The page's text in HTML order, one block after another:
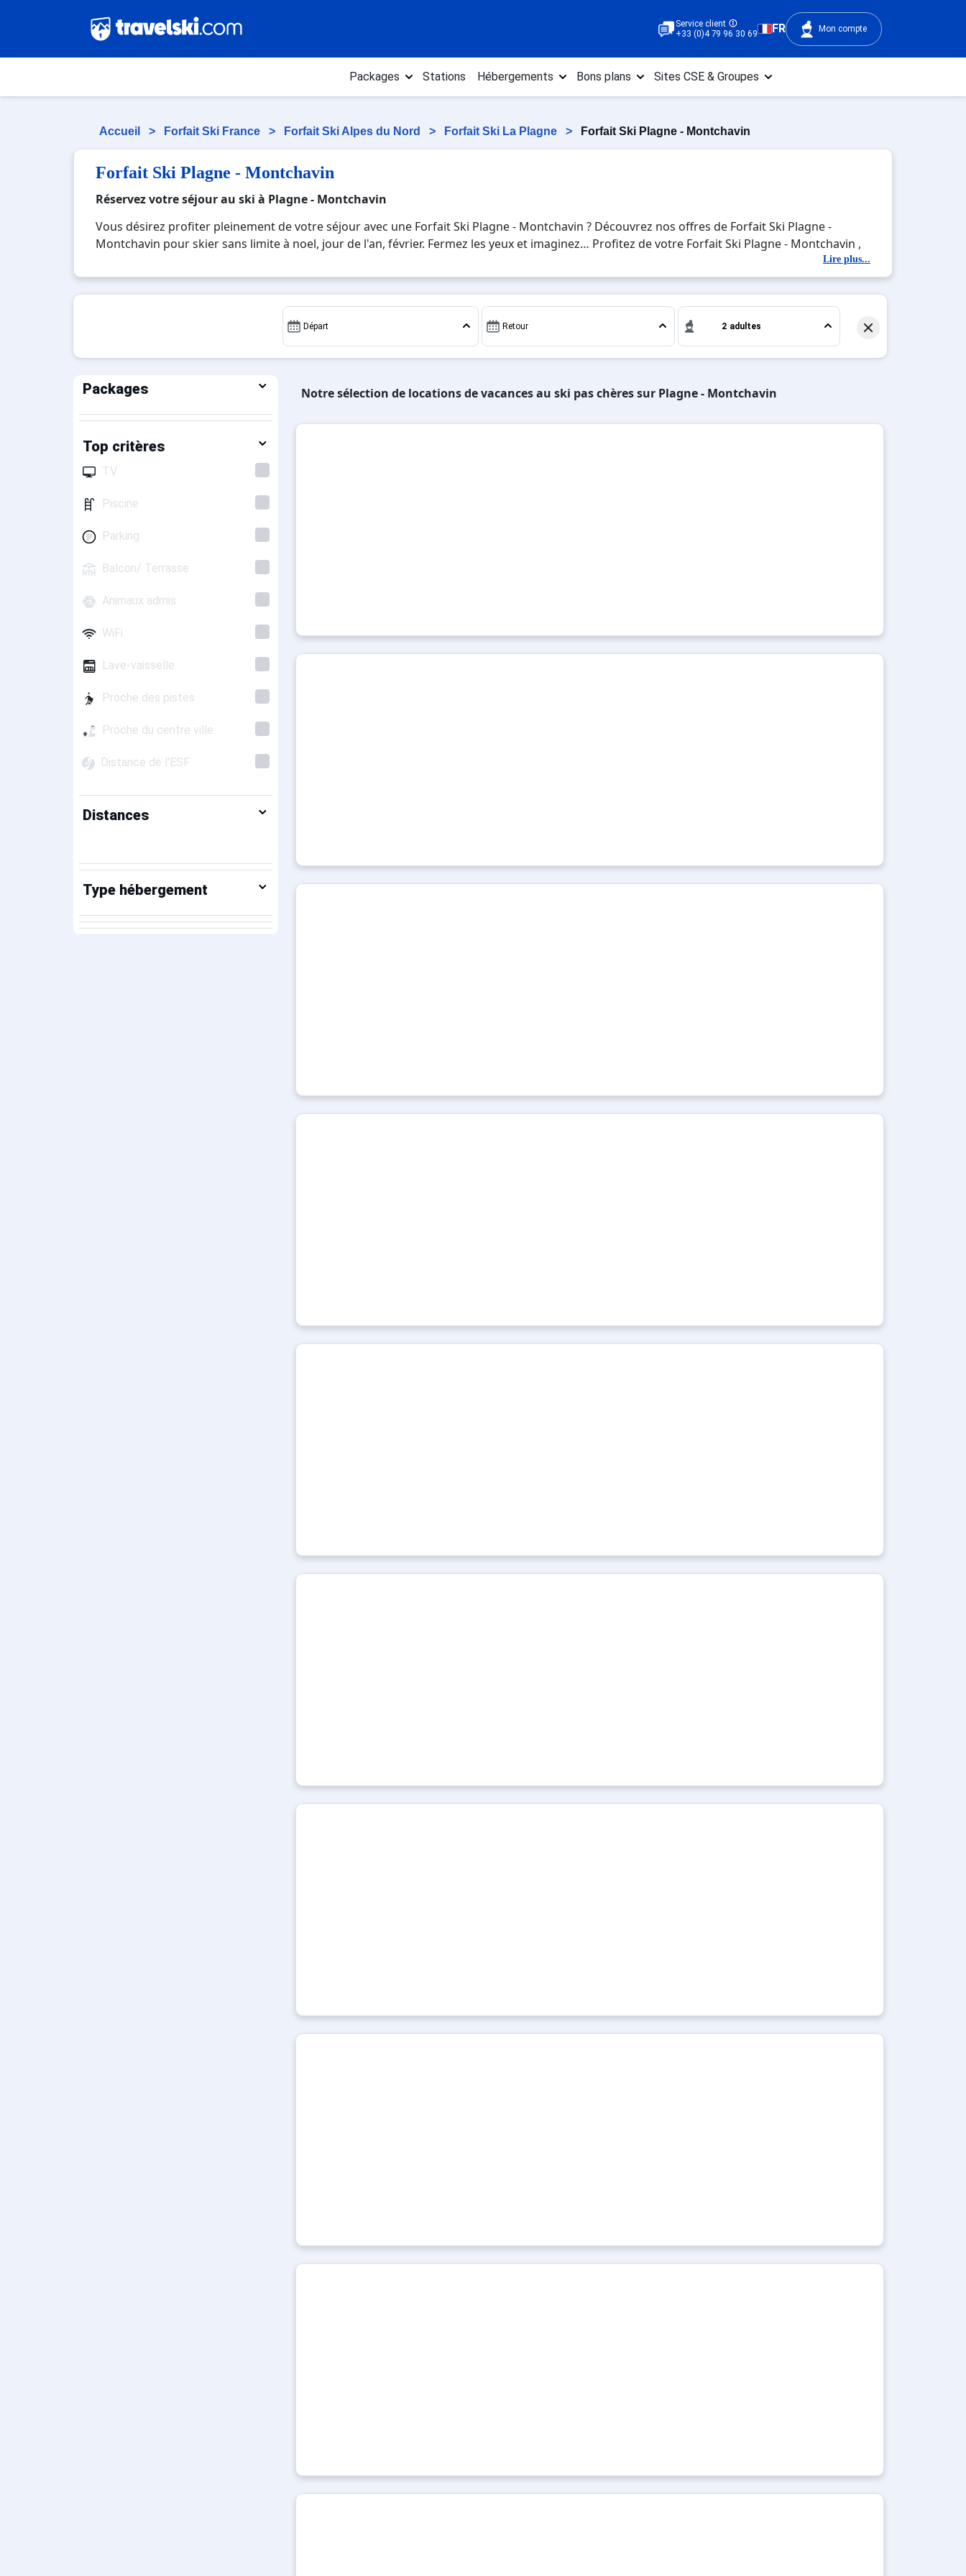
Service client
+33 (0)4 79 96 30 69
FR Mon compte
Packages Stations Hébergements Bons plans Sites CSE & Groupes
Accueil > Forfait Ski France > Forfait Ski Alpes du Nord > Forfait Ski La Plagne > Forfait Ski Plagne - Montchavin
Forfait Ski Plagne - Montchavin
Réservez votre séjour au ski à Plagne - Montchavin
Vous désirez profiter pleinement de votre séjour avec une Forfait Ski Plagne - Montchavin ? Découvrez nos offres de Forfait Ski Plagne -
Montchavin pour skier sans limite à noel, jour de l'an, février. Fermez les yeux et imaginez… Profitez de votre Forfait Ski Plagne - Montchavin ,
une station réputée et moderne où vous pourrez mêler les plaisirs de la glisse sur les pistes de ski et des activités en totale immersion avec la
beauté des paysages montagnards. Pour un week-end ou pour 7 jours en Forfait Ski Plagne - Montchavin , en famille ou entre amis, c'est
l'occasion parfaite pour créer des souvenirs uniques de vos vacances au ski.
Lire plus...
Départ Retour 2 adultes
Packages
Top critères
TV
Piscine
Parking
Balcon/ Terrasse
Animaux admis
WiFi
Lave-vaisselle
Proche des pistes
Proche du centre ville
Distance de l'ESF
Distances
Type hébergement
Notre sélection de locations de vacances au ski pas chères sur Plagne - Montchavin